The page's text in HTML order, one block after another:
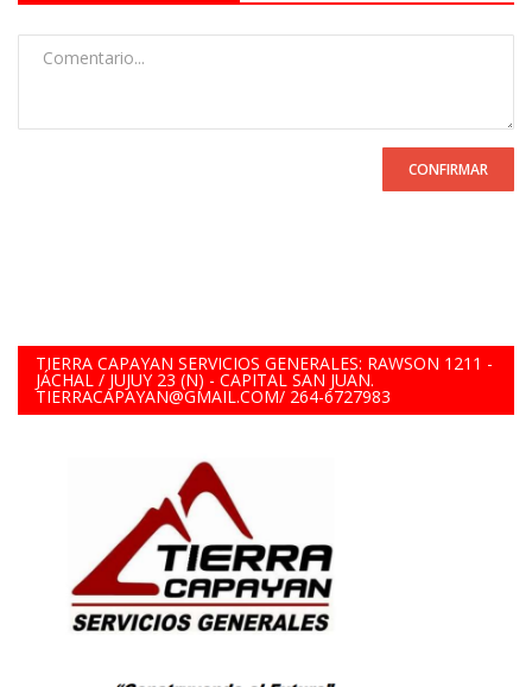
CONFIRMAR
TIERRA CAPAYAN SERVICIOS GENERALES: RAWSON 1211 -
JÁCHAL / JUJUY 23 (N) - CAPITAL SAN JUAN.
TIERRACAPAYAN@GMAIL.COM/ 264-6727983